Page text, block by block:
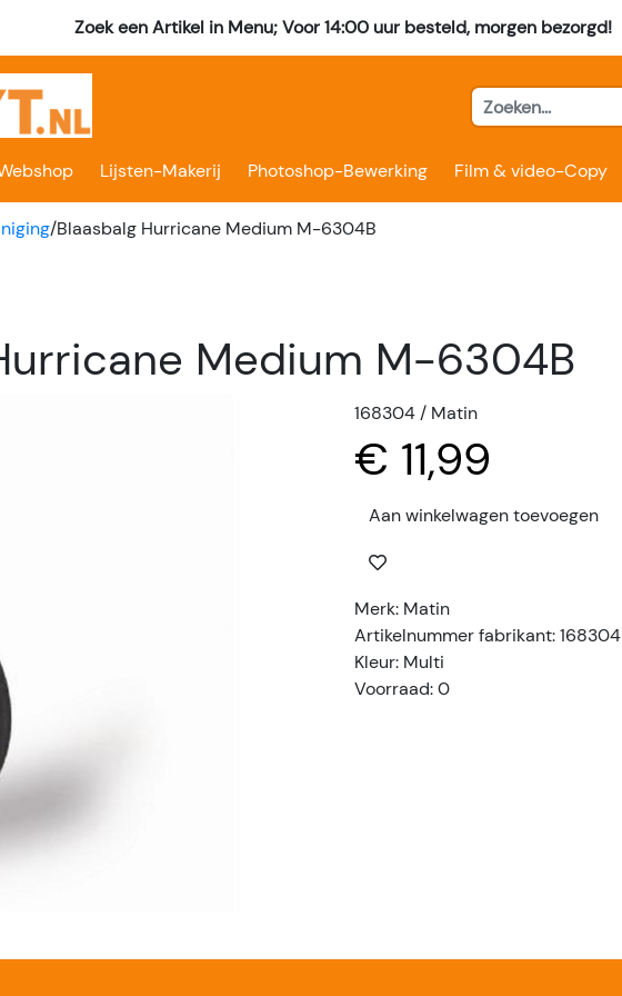
Zoek een Artikel in Menu; Voor 14:00 uur besteld, morgen bezorgd!
Lijsten-Makerij Photoshop-Bewerking Film & video-Copy
/Blaasbalg Hurricane Medium M-6304B
Medium M-6304B
168304 / Matin
€ 11,99
Aan winkelwagen toevoegen
Merk: Matin
Artikelnummer fabrikant: 168304
Kleur: Multi
Voorraad: 0